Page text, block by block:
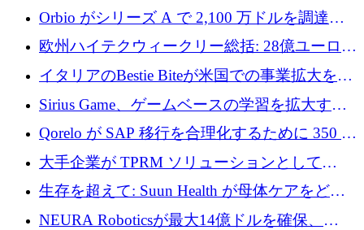
アグリテクノロジーのイノベーションを支援
するファンド III の初回クローズ額が 1 億ドル
に到達
Orbio がシリーズ A で 2,100 万ドルを調達、
AI 労働力管理を世界の最前線の労働者に提供
欧州ハイテクウィークリー総括: 28億ユーロの
取引と5月のハイライト
イタリアのBestie Biteが米国での事業拡大を加
速するために150万ユーロを調達
Sirius Game、ゲームベースの学習を拡大する
ために 130 万ユーロの資金調達を完了
Qorelo が SAP 移行を合理化するために 350 万
ドルを調達
大手企業が TPRM ソリューションとして
Vanta を選択する理由
生存を超えて: Suun Health が母体ケアをどの
ように再考しているか
NEURA Roboticsが最大14億ドルを確保、